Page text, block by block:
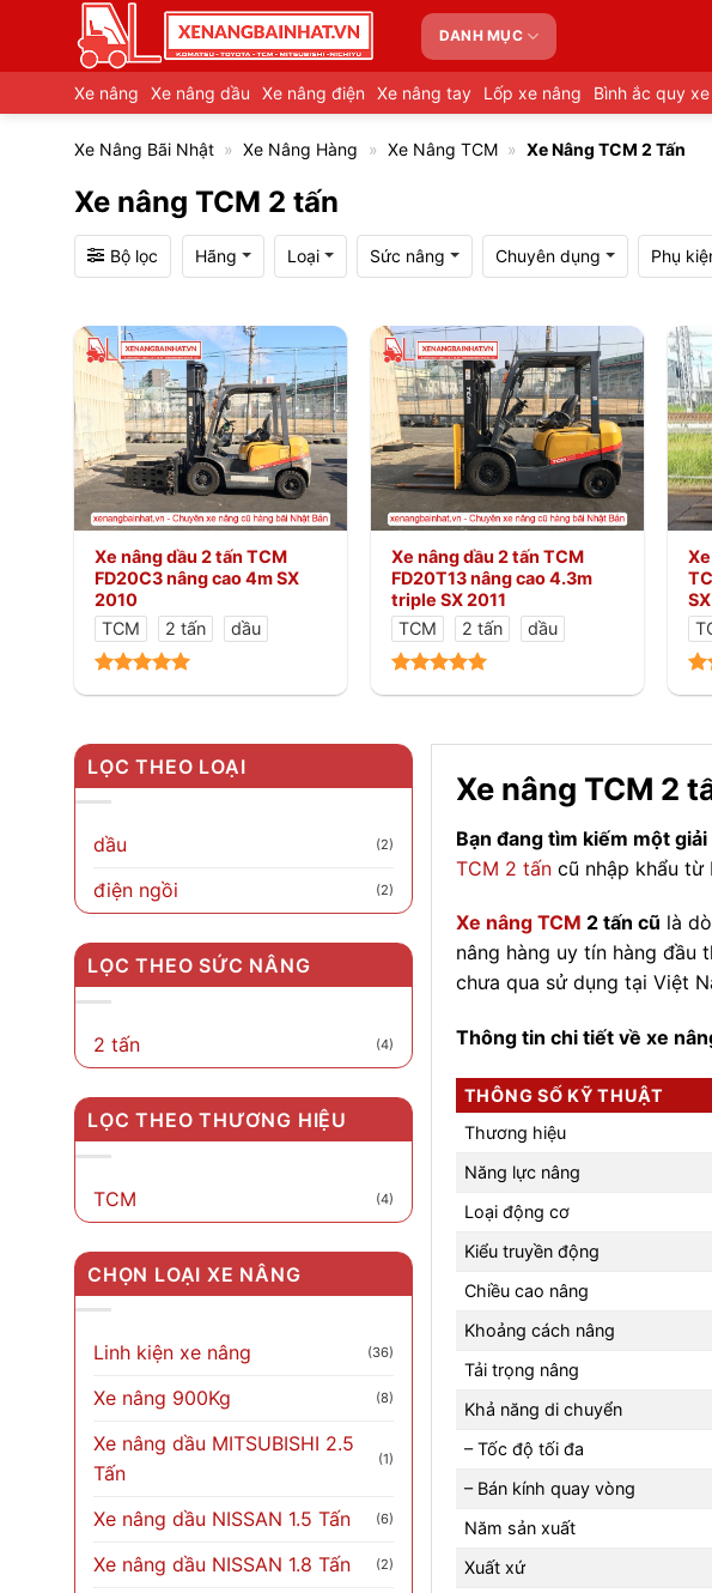
nội
DANH MỤC
Xe nâng Xe nâng dầu Xe nâng điện Xe nâng tay Lốp xe nâng Bình ắc quy
Xe Nâng Bãi Nhật » Xe Nâng Hàng » Xe Nâng TCM » Xe Nâng TCM 2 Tấn
Xe nâng TCM 2 tấn
Bộ lọc Hãng Loại Sức nâng Chuyên dụng Phụ
Xe nâng dầu 2 tấn TCM
FD20C3 nâng cao 4m SX
2010
TCM
2 tấn dầu
Xe nâng dầu 2 tấn TCM
FD20T13 nâng cao 4.3m
triple SX 2011
TCM
2 tấn dầu
Xe nâng TCM 2
Bạn đang tìm kiếm một
TCM 2 tấncũ nhập khẩu từ
Xe nâng TCM 2 tấn cũ là
nâng hàng uy tín hàng đầu
chưa qua sử dụng tại Việt
Thông tin chi tiết về xe
THÔNG SỐ KỸ THUẬT
Thương hiệu
Năng lực nâng
Loại động cơ
Kiểu truyền động
Chiều cao nâng
Khoảng cách nâng
Tải trọng nâng
Khả năng di chuyển
– Tốc độ tối đa
– Bán kính quay vòng
Năm sản xuất
Xuất xứ
LỌC THEO LOẠI
dầu (2)
điện ngồi (2)
LỌC THEO SỨC NÂNG
2 tấn (4)
LỌC THEO THƯƠNG HIỆU
TCM (4)
CHỌN LOẠI XE NÂNG
Linh kiện xe nâng (36)
Xe nâng 900Kg (8)
Xe nâng dầu MITSUBISHI 2.5
Tấn
(1)
Xe nâng dầu NISSAN 1.5 Tấn (6)
Xe nâng dầu NISSAN 1.8 Tấn (2)